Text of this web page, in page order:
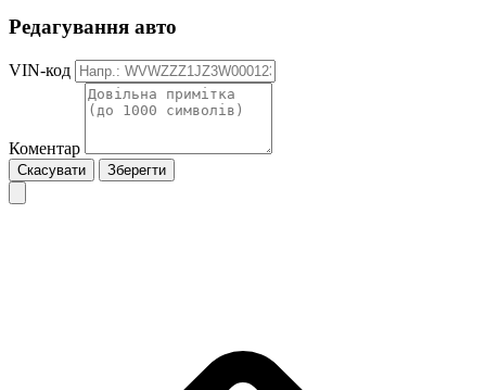
Редагування авто
VIN-код
Коментар
Скасувати Зберегти